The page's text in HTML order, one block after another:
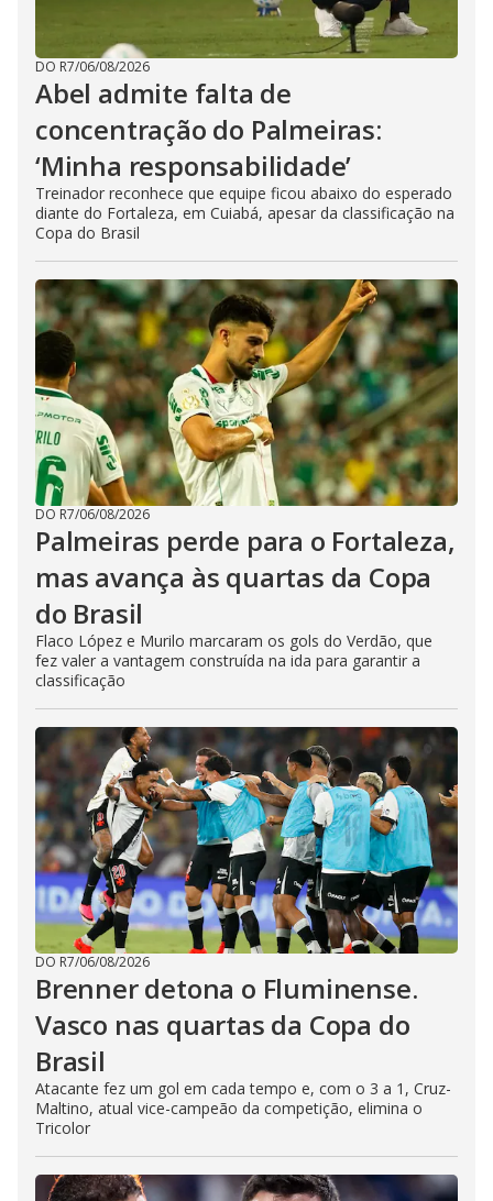
DO R7/06/08/2026
Abel admite falta de
concentração do Palmeiras:
‘Minha responsabilidade’
Treinador reconhece que equipe ficou abaixo do esperado
diante do Fortaleza, em Cuiabá, apesar da classificação na
Copa do Brasil
DO R7/06/08/2026
Palmeiras perde para o Fortaleza,
mas avança às quartas da Copa
do Brasil
Flaco López e Murilo marcaram os gols do Verdão, que
fez valer a vantagem construída na ida para garantir a
classificação
DO R7/06/08/2026
Brenner detona o Fluminense.
Vasco nas quartas da Copa do
Brasil
Atacante fez um gol em cada tempo e, com o 3 a 1, Cruz-
Maltino, atual vice-campeão da competição, elimina o
Tricolor